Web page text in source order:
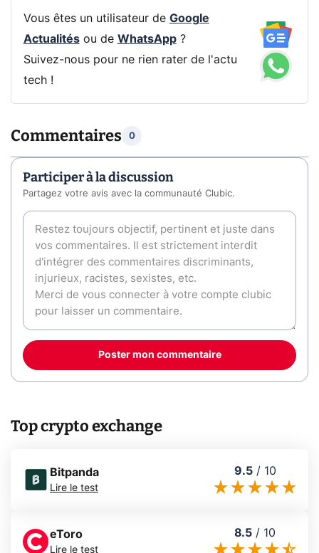
Vous êtes un utilisateur de Google
Actualitésou de WhatsApp?
Suivez-nous pour ne rien rater de l'actu
tech !
Commentaires 0
Participer à la discussion
Partagez votre avis avec la communauté Clubic.
Poster mon commentaire
Top crypto exchange
Bitpanda
Lire le test
9.5/ 10
eToro
Lire le test
8.5 / 10